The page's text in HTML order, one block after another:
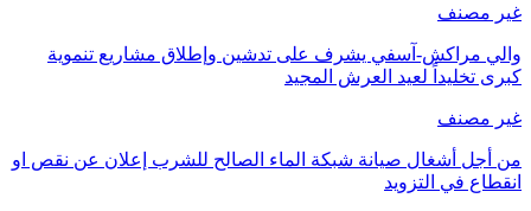
غير مصنف
والي مراكش-آسفي يشرف على تدشين وإطلاق مشاريع تنموية
كبرى تخليداً لعيد العرش المجيد
غير مصنف
من أجل أشغال صيانة شبكة الماء الصالح للشرب إعلان عن نقص او
انقطاع في التزويد